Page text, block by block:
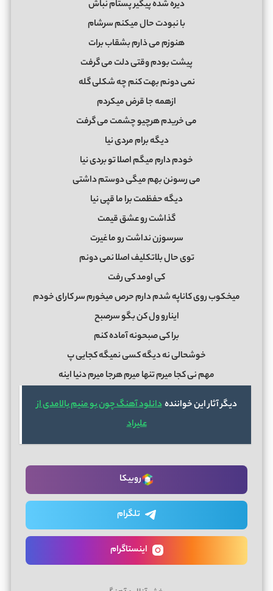
دﻳﺮه ﺷﺪه ﭘﻴﮕﻴﺮ ﭘﺴﺘﺎم ﻧﺒﺎش
ﺑﺎ ﻧﺒﻮدت ﺣﺎل ﻣﻴﻜﻨﻢ ﺳﺮﺷﺎم
ﻫﻨﻮزم ﻣﻰ ذارم ﺑﺸﻘﺎب ﺑﺮات
ﭘﻴﺸﺖ ﺑﻮدم وﻗﺘﻰ دﻟﺖ ﻣﻰ ﮔﺮﻓﺖ
ﻧﻤﻰ دوﻧﻢ ﺑﻬﺖ ﻛﻨﻢ ﭼﻪ ﺷﻜﻠﻰ ﮔﻠﻪ
ازﻫﻤﻪ ﺟﺎ ﻗﺮض ﻣﻴﻜﺮدم
ﻣﻰ ﺧﺮﻳﺪم ﻫﺮﭼﻴﻮ ﭼﺸﻤﺖ ﻣﻰ ﮔﺮﻓﺖ
دﻳﮕﻪ ﺑﺮام ﻣﺮدی ﻧﻴﺎ
ﺧﻮدم دارم ﻣﻴﮕﻢ اﺻﻠﺎ ﺗﻮ ﺑﺮدی ﻧﻴﺎ
ﻣﻰ رﺳﻮﻧﻦ ﺑﻬﻢ ﻣﻴﮕﻰ دوﺳﺘﻢ داﺷﺘﻰ
دﻳﮕﻪ ﺣﻔﻈﻤﺖ ﺑﺮا ﻣﺎ ﻗﭙﻰ ﻧﻴﺎ
ﮔﺬاﺷﺖ رو ﻋﺸﻖ ﻗﻴﻤﺖ
ﺳﺮﺳﻮزن ﻧﺪاﺷﺖ رو ﻣﺎ ﻏﻴﺮت
ﺗﻮی ﺣﺎل ﺑﻠﺎﺗﻜﻠﻴﻒ اﺻﻠﺎ ﻧﻤﻰ دوﻧﻢ
ﻛﻰ اوﻣﺪ ﻛﻰ رﻓﺖ
ﻣﻴﺨﻜﻮب روی ﻛﺎﻧﺎﭘﻪ ﺷﺪم دارم ﺣﺮص ﻣﻴﺨﻮرم ﺳﺮ ﻛﺎرای ﺧﻮدم
اﻳﻨﺎرو ول ﻛﻦ ﺑﮕﻮ ﺳﺮﺻﺒﺢ
ﺑﺮا ﻛﻰ ﺻﺒﺤﻮﻧﻪ آﻣﺎده ﻛﻨﻢ
ﺧﻮﺷﺤﺎﻟﻰ ﻧﻪ دﻳﮕﻪ ﻛﺴﻰ ﻧﻤﻴﮕﻪ ﻛﺠﺎﻳﻰ پ
ﻣﻬﻢ ﻧﻰ ﻛﺠﺎ ﻣﻴﺮم ﺗﻨﻬﺎ ﻣﻴﺮم ﻫﺮﺟﺎ ﻣﻴﺮم دﻧﻴﺎ اﻳﻨﻪ
دیگر آثار این خوانندهدانلود آهنگ چون بو منیم بالامدی از
علیراد
روبیکا
تلگرام
اینستاگرام